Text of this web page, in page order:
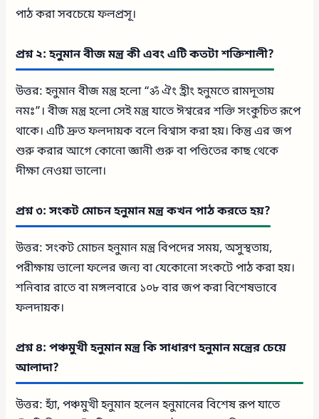
পাঠ করা সবচেয়ে ফলপ্রসূ।
প্রশ্ন ২: হনুমান বীজ মন্ত্র কী এবং এটি কতটা শক্তিশালী?
উত্তর: হনুমান বীজ মন্ত্র হলো “ॐ ঐং হ্রীং হনুমতে রামদূতায়
নমঃ”। বীজ মন্ত্র হলো সেই মন্ত্র যাতে ঈশ্বরের শক্তি সংকুচিত রূপে
থাকে। এটি দ্রুত ফলদায়ক বলে বিশ্বাস করা হয়। কিন্তু এর জপ
শুরু করার আগে কোনো জ্ঞানী গুরু বা পণ্ডিতের কাছ থেকে
দীক্ষা নেওয়া ভালো।
প্রশ্ন ৩: সংকট মোচন হনুমান মন্ত্র কখন পাঠ করতে হয়?
উত্তর: সংকট মোচন হনুমান মন্ত্র বিপদের সময়, অসুস্থতায়,
পরীক্ষায় ভালো ফলের জন্য বা যেকোনো সংকটে পাঠ করা হয়।
শনিবার রাতে বা মঙ্গলবারে ১০৮ বার জপ করা বিশেষভাবে
ফলদায়ক।
প্রশ্ন ৪: পঞ্চমুখী হনুমান মন্ত্র কি সাধারণ হনুমান মন্ত্রের চেয়ে
আলাদা?
উত্তর: হ্যাঁ, পঞ্চমুখী হনুমান হলেন হনুমানের বিশেষ রূপ যাতে